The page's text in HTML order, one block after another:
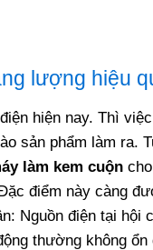
lượng hiệu
hiện nay. Thì
sản phẩm làm ra.
làm kem cuộn
điểm này càng
Nguồn điện tại hội
thường không ổn